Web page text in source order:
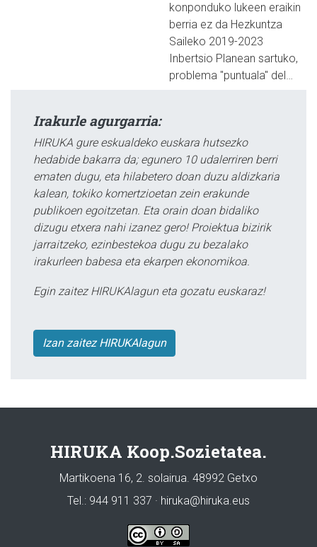
konponduko lukeen eraikin
berria ez da Hezkuntza
Saileko 2019-2023
Inbertsio Planean sartuko,
problema "puntuala" del…
Irakurle agurgarria:
HIRUKA gure eskualdeko euskara hutsezko
hedabide bakarra da; egunero 10 udalerriren berri
ematen dugu, eta hilabetero doan duzu aldizkaria
kalean, tokiko komertzioetan zein erakunde
publikoen egoitzetan. Eta orain doan bidaliko
dizugu etxera nahi izanez gero! Proiektua bizirik
jarraitzeko, ezinbestekoa dugu zu bezalako
irakurleen babesa eta ekarpen ekonomikoa.
Egin zaitez HIRUKAlagun eta gozatu euskaraz!
Izan zaitez HIRUKAlagun
HIRUKA Koop.Sozietatea.
Martikoena 16, 2. solairua. 48992 Getxo
Tel.: 944 911 337 · hiruka@hiruka.eus